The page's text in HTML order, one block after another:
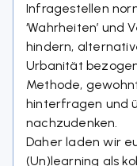
Infragestellen
‘Wahrheiten’ und
hindern,
Urbanität
Methode,
hinterfragen und
nachzudenken.
Daher laden wir
(Un)learning als